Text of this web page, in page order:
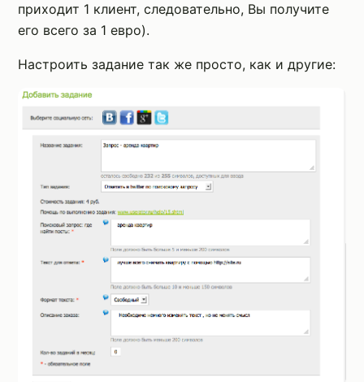
приходит 1 клиент, следовательно, Вы получите
его всего за 1 евро).
Настроить задание так же просто, как и другие: